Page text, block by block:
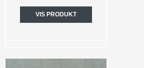
VIS PRODUKT